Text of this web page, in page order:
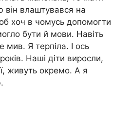
влаштувався на
хоч в чомусь допомогти
бути й мови. Навіть
мив. Я терпіла. І ось
Наші діти виросли,
живуть окремо. А я